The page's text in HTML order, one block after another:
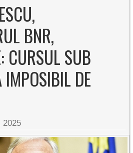
BNR,
CURSUL SUB
DE
2025